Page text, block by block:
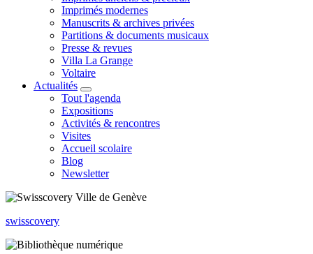
Imprimés modernes
Manuscrits & archives privées
Partitions & documents musicaux
Presse & revues
Villa La Grange
Voltaire
Actualités
Tout l'agenda
Expositions
Activités & rencontres
Visites
Accueil scolaire
Blog
Newsletter
swisscovery